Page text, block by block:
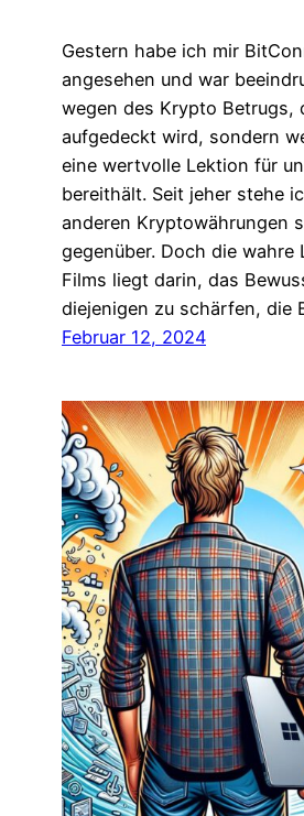
Gestern habe ich mir
angesehen und war
wegen des Krypto Betrugs,
aufgedeckt wird, sondern
eine wertvolle Lektion für
bereithält. Seit jeher stehe
anderen Kryptowährungen
gegenüber. Doch die wahre
Films liegt darin, das
diejenigen zu schärfen, die
Februar 12, 2024